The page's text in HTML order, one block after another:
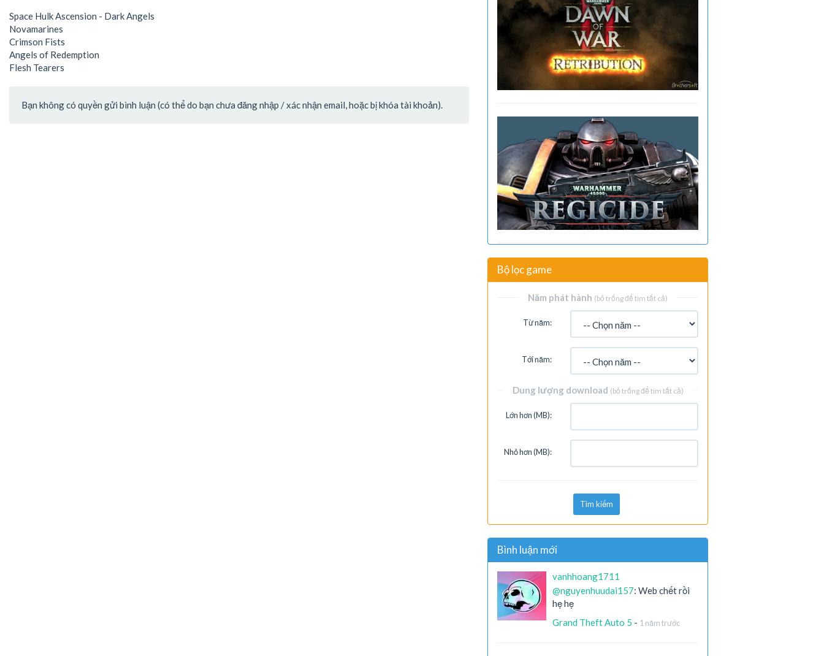
Space Hulk Ascension - Dark Angels
Novamarines
Crimson Fists
Angels of Redemption
Flesh Tearers
Bạn không có quyền gửi bình luận (có thể do bạn chưa đăng nhập / xác nhận email, hoặc bị khóa tài khoản).
Bộ lọc game
Năm phát hành (bỏ trống để tìm tất cả)
Từ năm:
Tới năm:
Dung lượng download (bỏ trống để tìm tất cả)
Lớn hơn (MB):
Nhỏ hơn (MB):
Tìm kiếm
Bình luận mới
vanhhoang1711
@nguyenhuudai157: Web chết rồi
hẹ hẹ
Grand Theft Auto 5 - 1 năm trước